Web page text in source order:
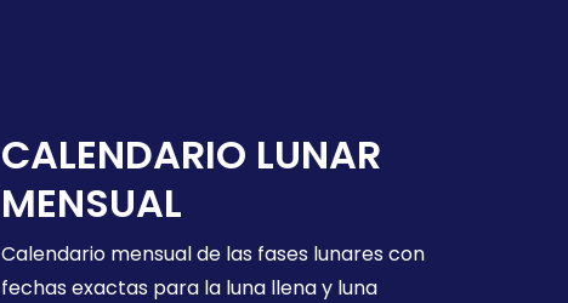
CALENDARIO LUNAR
MENSUAL
Calendario mensual de las fases lunares con
fechas exactas para la luna llena y luna